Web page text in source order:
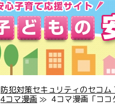
防犯対策セキュリティのセコム
4コマ漫画 ≫ 4コマ漫画「ココ